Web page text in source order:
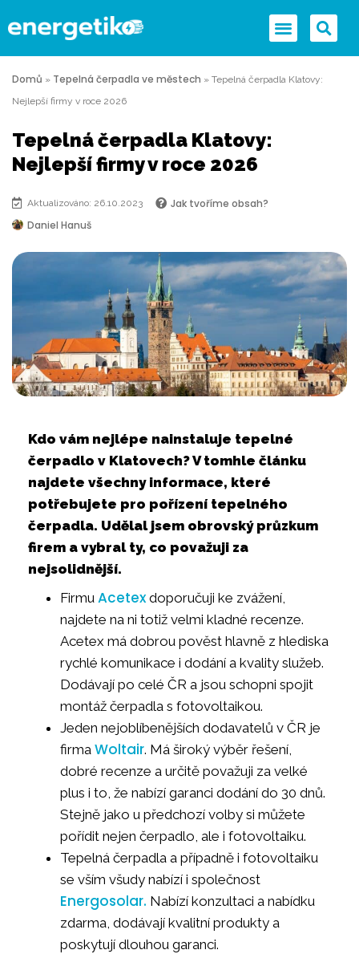
Domů » Tepelná čerpadla ve městech » Tepelná čerpadla Klatovy:
Nejlepší firmy v roce 2026
Tepelná čerpadla Klatovy:
Nejlepší firmy v roce 2026
Aktualizováno: 26.10.2023
Jak tvoříme obsah?
Daniel Hanuš
Kdo vám nejlépe nainstaluje tepelné
čerpadlo v Klatovech? V tomhle článku
najdete všechny informace, které
potřebujete pro pořízení tepelného
čerpadla. Udělal jsem obrovský průzkum
firem a vybral ty, co považuji za
nejsolidnější.
Firmu Acetex doporučuji ke zvážení,
najdete na ni totiž velmi kladné recenze.
Acetex má dobrou pověst hlavně z hlediska
rychlé komunikace i dodání a kvality služeb.
Dodávají po celé ČR a jsou schopni spojit
montáž čerpadla s fotovoltaikou.
Jeden nejoblíbenějších dodavatelů v ČR je
firma Woltair. Má široký výběr řešení,
dobré recenze a určitě považuji za velké
plus i to, že nabízí garanci dodání do 30 dnů.
Stejně jako u předchozí volby si můžete
pořídit nejen čerpadlo, ale i fotovoltaiku.
Tepelná čerpadla a případně i fotovoltaiku
se vším všudy nabízí i společnost
Energosolar. Nabízí konzultaci a nabídku
zdarma, dodávají kvalitní produkty a
poskytují dlouhou garanci.